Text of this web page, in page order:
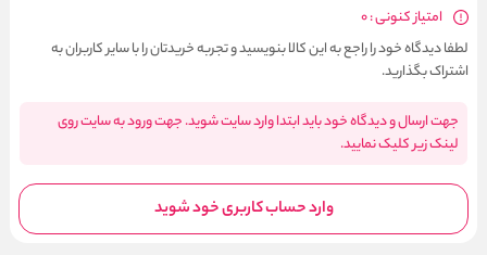
امتیاز کنونی : 0
لطفا دیدگاه خود را راجع به این کالا بنویسید و تجربه خریدتان را با سایر کاربران به
اشتراک بگذارید.
جهت ارسال و دیدگاه خود باید ابتدا وارد سایت شوید. جهت ورود به سایت روی
لینک زیر کلیک نمایید.
وارد حساب کاربری خود شوید